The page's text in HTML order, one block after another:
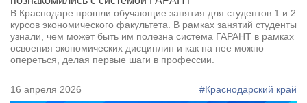
В Краснодаре прошли обучающие занятия для студентов 1 и 2
курсов экономического факультета. В рамках занятий студенты
узнали, чем может быть им полезна система ГАРАНТ в рамках
освоения экономических дисциплин и как на нее можно
опереться, делая первые шаги в профессии.
16 апреля 2026 #Краснодарский край